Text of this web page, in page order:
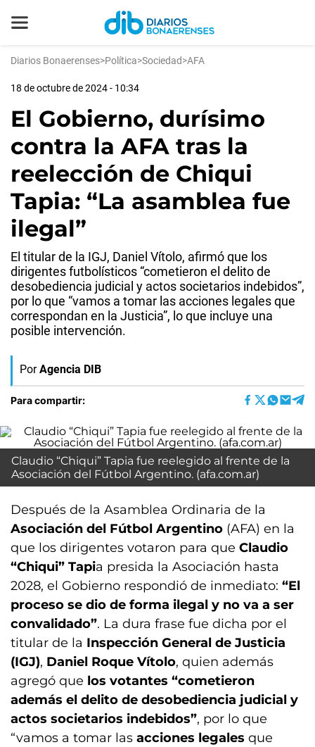
Diarios Bonaerenses>Política>Sociedad>AFA
18 de octubre de 2024 - 10:34
El Gobierno, durísimo
contra la AFA tras la
reelección de Chiqui
Tapia: “La asamblea fue
ilegal”
El titular de la IGJ, Daniel Vítolo, afirmó que los
dirigentes futbolísticos “cometieron el delito de
desobediencia judicial y actos societarios indebidos”,
por lo que “vamos a tomar las acciones legales que
correspondan en la Justicia”, lo que incluye una
posible intervención.
Por Agencia DIB
Para compartir:
Claudio “Chiqui” Tapia fue reelegido al frente de la
Asociación del Fútbol Argentino. (afa.com.ar)
Después de la Asamblea Ordinaria de la
Asociación del Fútbol Argentino (AFA) en la
que los dirigentes votaron para que Claudio
“Chiqui” Tapia presida la Asociación hasta
2028, el Gobierno respondió de inmediato: “El
proceso se dio de forma ilegal y no va a ser
convalidado”. La dura frase fue dicha por el
titular de la Inspección General de Justicia
(IGJ), Daniel Roque Vítolo, quien además
agregó que los votantes “cometieron
además el delito de desobediencia judicial y
actos societarios indebidos”, por lo que
“vamos a tomar las acciones legales que